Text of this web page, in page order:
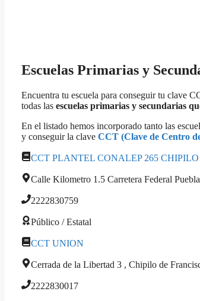
Escuelas Primarias y
Encuentra tu escuela para conseguir tu clave
todas las escuelas primarias y secundarias
En el listado hemos incorporado tanto las
y conseguir la clave CCT (Clave de Centro
CCT PLANTEL CONALEP 265 CHIPILO
Calle Kilometro 1.5 Carretera Federal
2222830759
Público / Estatal
CCT UNION
Cerrada de la Libertad 3 , Chipilo de
2222830017